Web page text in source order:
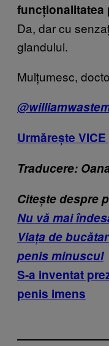
funcționalitatea
Da, dar cu
glandului.
Mulțumesc,
Urmărește
Traducere:
Citește despre
Nu vă mai
Viața de
penis minuscul
S-a inventat
penis imens